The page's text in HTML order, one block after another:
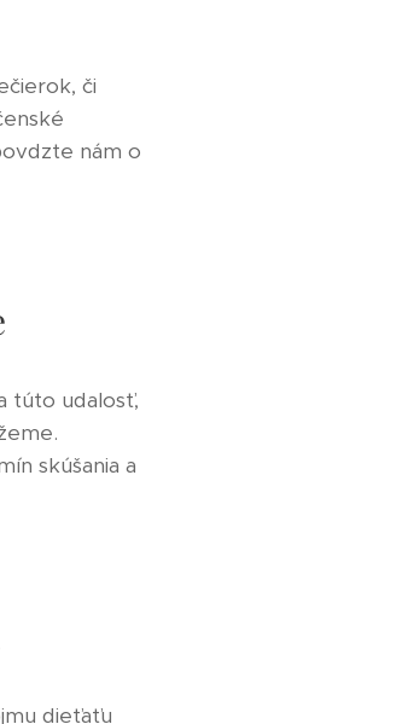
či
nám o
túto udalosť,
skúšania a
dieťaťu